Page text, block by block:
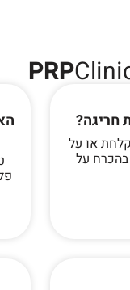
PRP
חריגה?
או על
על